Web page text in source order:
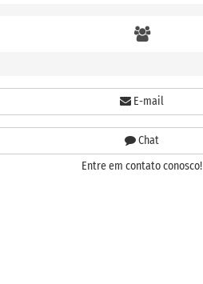
E-mail
Chat
Entre em contato conosco!